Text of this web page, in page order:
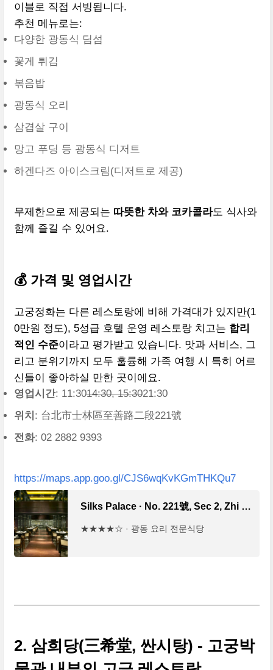
이블로 직접 서빙됩니다.
추천 메뉴로는:
다양한 광동식 딤섬
꽃게 튀김
볶음밥
광동식 오리
삼겹살 구이
망고 푸딩 등 광동식 디저트
하겐다즈 아이스크림(디저트로 제공)
무제한으로 제공되는 따뜻한 차와 코카콜라도 식사와
함께 즐길 수 있어요.
💰 가격 및 영업시간
고궁정화는 다른 레스토랑에 비해 가격대가 있지만(1
0만원 정도), 5성급 호텔 운영 레스토랑 치고는 합리
적인 수준이라고 평가받고 있습니다. 맛과 서비스, 그
리고 분위기까지 모두 훌륭해 가족 여행 시 특히 어르
신들이 좋아하실 만한 곳이에요.
영업시간: 11:3014:30, 15:3021:30
위치 : 台北市士林區至善路二段221號
전화: 02 2882 9393
https://maps.app.goo.gl/CJS6wqKvKGmTHKQu7
Silks Palace · No. 221號, Sec 2, Zhi Shan Rd, Shilin District, Taipei City, 대만 111
★★★★☆ · 광동 요리 전문식당
2. 삼희당(三希堂, 싼시탕) - 고궁박